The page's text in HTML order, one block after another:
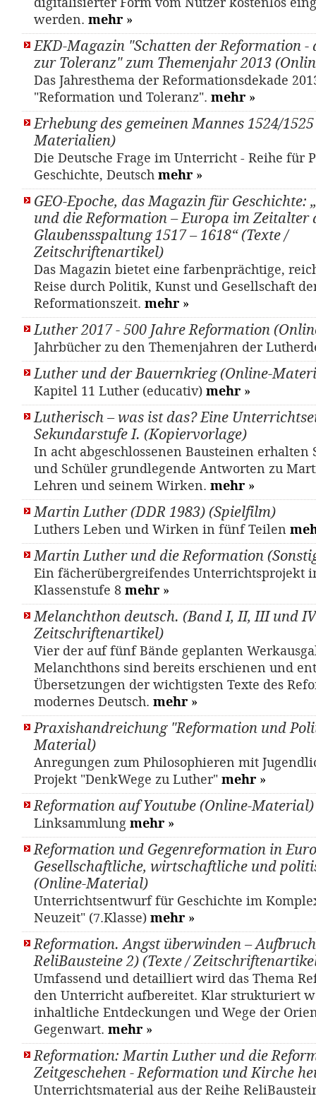
werden. mehr »
EKD-Magazin "Schatten der Reformation -
zur Toleranz" zum Themenjahr 2013
Das Jahresthema der Reformationsdekade
"Reformation und Toleranz". mehr »
Erhebung des gemeinen Mannes 1524/
Materialien)
Die Deutsche Frage im Unterricht - Reihe für
Geschichte, Deutsch mehr »
GEO-Epoche, das Magazin für
und die Reformation – Europa im Zeitalter
Glaubensspaltung 1517 – 1618“ (Texte /
Zeitschriftenartikel)
Das Magazin bietet eine farbenprächtige,
Reise durch Politik, Kunst und Gesellschaft
Reformationszeit. mehr »
Luther 2017 - 500 Jahre Reformation
Jahrbücher zu den Themenjahren der
Luther und der Bauernkrieg (Online-
Kapitel 11 Luther (educativ) mehr »
Lutherisch – was ist das? Eine
Sekundarstufe I. (Kopiervorlage)
In acht abgeschlossenen Bausteinen erhalten
und Schüler grundlegende Antworten zu
Lehren und seinem Wirken. mehr »
Martin Luther (DDR 1983) (Spielfilm)
Luthers Leben und Wirken in fünf Teilen
Martin Luther und die Reformation
Ein fächerübergreifendes Unterrichtsprojekt
Klassenstufe 8 mehr »
Melanchthon deutsch. (Band I, II, III und
Zeitschriftenartikel)
Vier der auf fünf Bände geplanten
Melanchthons sind bereits erschienen und
Übersetzungen der wichtigsten Texte des
modernes Deutsch. mehr »
Praxishandreichung "Reformation und
Material)
Anregungen zum Philosophieren mit
Projekt "DenkWege zu Luther" mehr »
Reformation auf Youtube (Online-Material)
Linksammlung mehr »
Reformation und Gegenreformation in
Gesellschaftliche, wirtschaftliche und
(Online-Material)
Unterrichtsentwurf für Geschichte im
Neuzeit" (7.Klasse) mehr »
Reformation. Angst überwinden –
ReliBausteine 2) (Texte /
Umfassend und detailliert wird das Thema
den Unterricht aufbereitet. Klar strukturiert
inhaltliche Entdeckungen und Wege der
Gegenwart. mehr »
Reformation: Martin Luther und die
Zeitgeschehen - Reformation und Kirche
Unterrichtsmaterial aus der Reihe